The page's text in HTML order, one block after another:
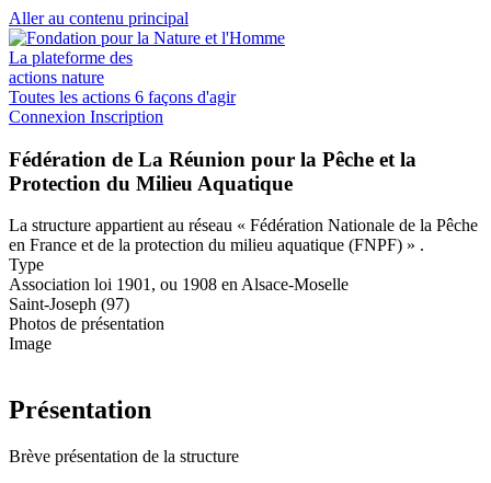
Aller au contenu principal
La plateforme des
actions nature
Toutes les actions 6 façons d'agir
Connexion Inscription
Fédération de La Réunion pour la Pêche et la
Protection du Milieu Aquatique
La structure appartient au réseau « Fédération Nationale de la Pêche
en France et de la protection du milieu aquatique (FNPF) » .
Type
Association loi 1901, ou 1908 en Alsace-Moselle
Saint-Joseph (97)
Photos de présentation
Image
Présentation
Brève présentation de la structure